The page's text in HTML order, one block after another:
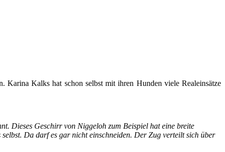
Karina Kalks hat schon selbst mit ihren Hunden viele Realeinsätze
Dieses Geschirr von Niggeloh zum Beispiel hat eine breite
Da darf es gar nicht einschneiden. Der Zug verteilt sich über